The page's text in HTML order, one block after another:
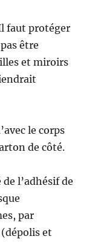
faut protéger
être
et miroirs
le corps
de côté.
l’adhésif de
par
et